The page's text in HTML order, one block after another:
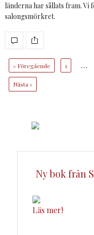
länderna har sållats fram. Vi
salongsmörkret.
« Föregående 1 …
Nästa »
Ny bok från
Läs mer!